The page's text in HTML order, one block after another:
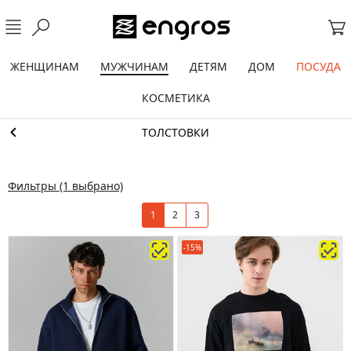
ЖЕНЩИНАМ МУЖЧИНАМ ДЕТЯМ ДОМ ПОСУДА
КОСМЕТИКА
ТОЛСТОВКИ
Фильтры (1 выбрано)
1 2 3
-15%